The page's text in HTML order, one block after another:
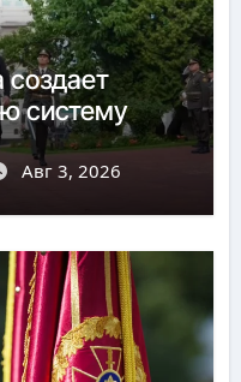
создает
систему
Авг 3, 2026